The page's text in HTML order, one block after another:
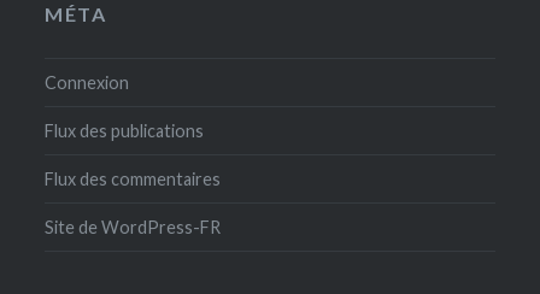
MÉTA
Connexion
Flux des publications
Flux des commentaires
Site de WordPress-FR